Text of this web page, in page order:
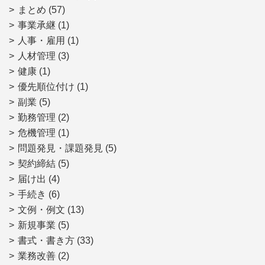
まとめ (57)
事業承継 (1)
人事・雇用 (1)
人材管理 (3)
健康 (1)
優先順位付け (1)
副業 (5)
勤務管理 (2)
危機管理 (1)
問題発見・課題発見 (5)
契約締結 (5)
届け出 (4)
手続き (6)
文例・例文 (13)
新規事業 (5)
書式・書き方 (33)
業務改善 (2)